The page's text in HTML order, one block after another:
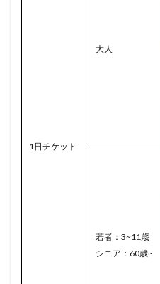
1日チケット
大人
若者：3~11歳
シニア：60歳~